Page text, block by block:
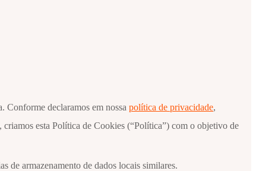
declaramos em nossa política de privacidade,
criamos esta Política de Cookies (“Política”) com o objetivo de
de armazenamento de dados locais similares.